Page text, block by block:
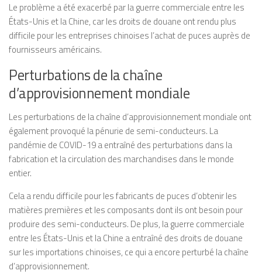
Le problème a été exacerbé par la guerre commerciale entre les
États-Unis et la Chine, car les droits de douane ont rendu plus
difficile pour les entreprises chinoises l’achat de puces auprès de
fournisseurs américains.
Perturbations de la chaîne
d’approvisionnement mondiale
Les perturbations de la chaîne d’approvisionnement mondiale ont
également provoqué la pénurie de semi-conducteurs. La
pandémie de COVID-19 a entraîné des perturbations dans la
fabrication et la circulation des marchandises dans le monde
entier.
Cela a rendu difficile pour les fabricants de puces d’obtenir les
matières premières et les composants dont ils ont besoin pour
produire des semi-conducteurs. De plus, la guerre commerciale
entre les États-Unis et la Chine a entraîné des droits de douane
sur les importations chinoises, ce qui a encore perturbé la chaîne
d’approvisionnement.